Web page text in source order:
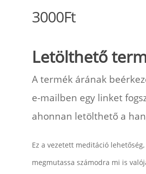
3000Ft
Letölthető
A termék árának
e-mailben egy linket
ahonnan letölthető a
Ez a vezetett meditáció
megmutassa számodra mi is